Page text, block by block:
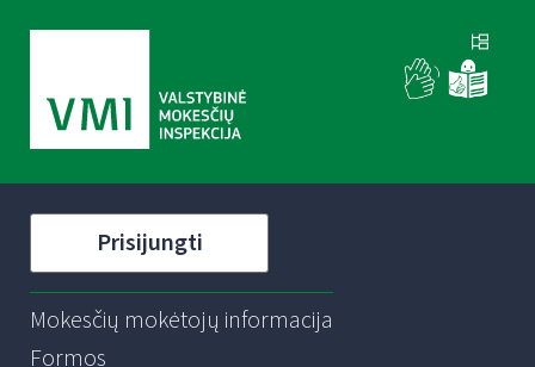
Prisijungti
Mokesčių mokėtojų informacija
Formos